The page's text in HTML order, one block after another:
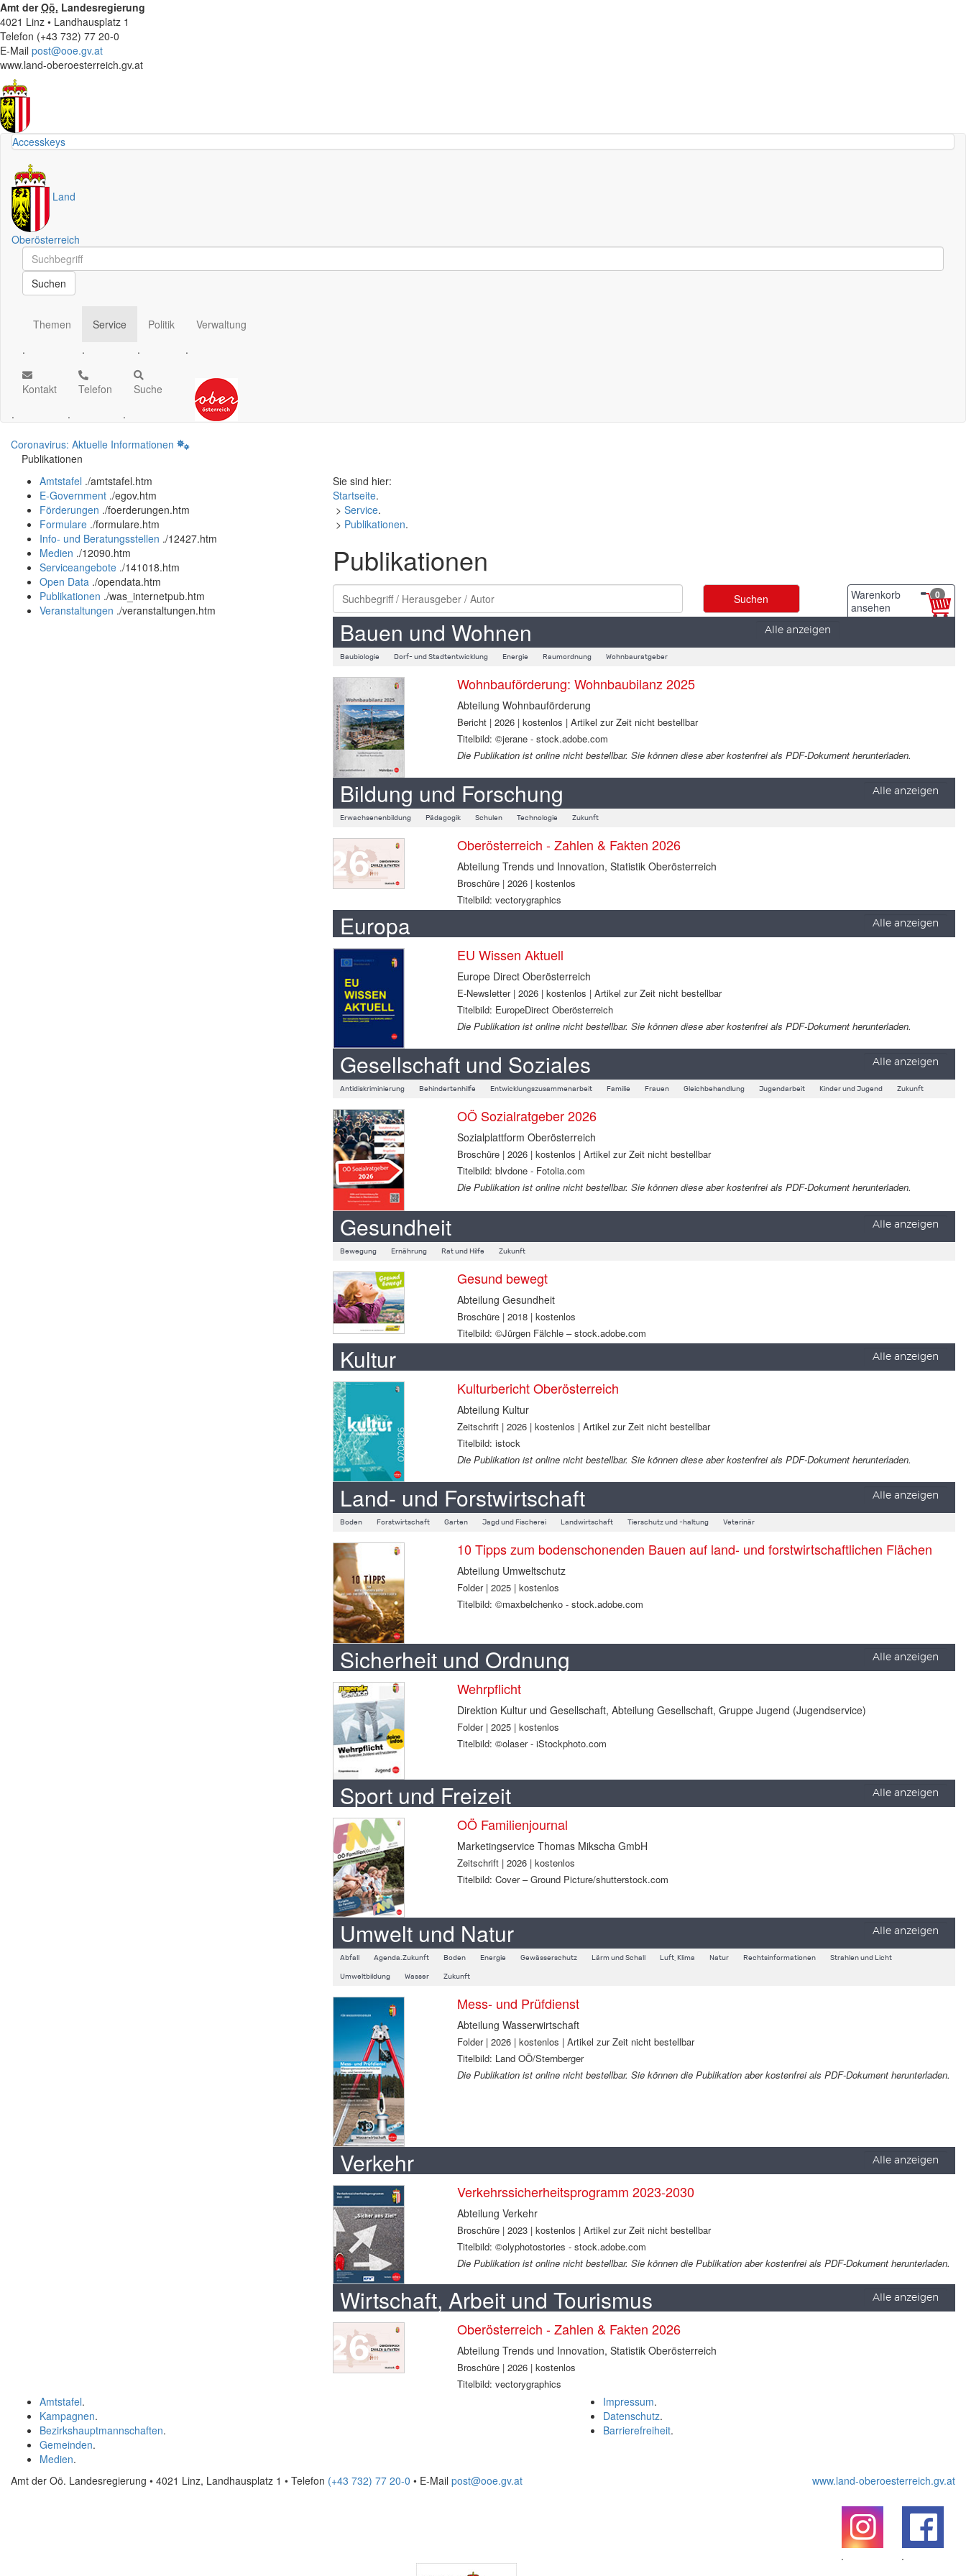
Amt derOö. Landesregierung
4021 Linz • Landhausplatz 1
Telefon (+43 732) 77 20-0
E-Mail post@ooe.gv.at
www.land-oberoesterreich.gv.at
Accesskeys
Land
Oberösterreich
Schnellsuche
Schnellsuche
Suchen
Themen
.
Service
.
Politik
.
Verwaltung
.
Kontakt
.
Telefon
.
Suche
.
Coronavirus: Aktuelle Informationen
Publikationen
Amtstafel ./amtstafel.htm
E-Government ./egov.htm
Förderungen ./foerderungen.htm
Formulare ./formulare.htm
Info- und Beratungsstellen ./12427.htm
Medien ./12090.htm
Serviceangebote ./141018.htm
Open Data ./opendata.htm
Publikationen ./was_internetpub.htm
Veranstaltungen ./veranstaltungen.htm
Sie sind hier:
Startseite.
> Service.
> Publikationen.
Publikationen
Warenkorb
ansehen
0
Bauen und Wohnen Alle anzeigen
Baubiologie Dorf- und Stadtentwicklung Energie Raumordnung Wohnbauratgeber
Wohnbauförderung: Wohnbaubilanz 2025
Abteilung Wohnbauförderung
Bericht | 2026 | kostenlos | Artikel zur Zeit nicht bestellbar
Titelbild: ©jerane - stock.adobe.com
Die Publikation ist online nicht bestellbar. Sie können diese aber kostenfrei als PDF-Dokument herunterladen.
Bildung und Forschung Alle anzeigen
Erwachsenenbildung Pädagogik Schulen Technologie Zukunft
Oberösterreich - Zahlen & Fakten 2026
Abteilung Trends und Innovation, Statistik Oberösterreich
Broschüre | 2026 | kostenlos
Titelbild: vectorygraphics
Europa Alle anzeigen
EU Wissen Aktuell
Europe Direct Oberösterreich
E-Newsletter | 2026 | kostenlos | Artikel zur Zeit nicht bestellbar
Titelbild: EuropeDirect Oberösterreich
Die Publikation ist online nicht bestellbar. Sie können diese aber kostenfrei als PDF-Dokument herunterladen.
Gesellschaft und Soziales Alle anzeigen
Antidiskriminierung Behindertenhilfe Entwicklungszusammenarbeit Familie Frauen Gleichbehandlung Jugendarbeit Kinder und Jugend Zukunft
OÖ Sozialratgeber 2026
Sozialplattform Oberösterreich
Broschüre | 2026 | kostenlos | Artikel zur Zeit nicht bestellbar
Titelbild: blvdone - Fotolia.com
Die Publikation ist online nicht bestellbar. Sie können diese aber kostenfrei als PDF-Dokument herunterladen.
Gesundheit Alle anzeigen
Bewegung Ernährung Rat und Hilfe Zukunft
Gesund bewegt
Abteilung Gesundheit
Broschüre | 2018 | kostenlos
Titelbild: ©Jürgen Fälchle – stock.adobe.com
Kultur Alle anzeigen
Kulturbericht Oberösterreich
Abteilung Kultur
Zeitschrift | 2026 | kostenlos | Artikel zur Zeit nicht bestellbar
Titelbild: istock
Die Publikation ist online nicht bestellbar. Sie können diese aber kostenfrei als PDF-Dokument herunterladen.
Land- und Forstwirtschaft Alle anzeigen
Boden Forstwirtschaft Garten Jagd und Fischerei Landwirtschaft Tierschutz und -haltung Veterinär
10 Tipps zum bodenschonenden Bauen auf land- und forstwirtschaftlichen Flächen
Abteilung Umweltschutz
Folder | 2025 | kostenlos
Titelbild: ©maxbelchenko - stock.adobe.com
Sicherheit und Ordnung Alle anzeigen
Wehrpflicht
Direktion Kultur und Gesellschaft, Abteilung Gesellschaft, Gruppe Jugend (Jugendservice)
Folder | 2025 | kostenlos
Titelbild: ©olaser - iStockphoto.com
Sport und Freizeit Alle anzeigen
OÖ Familienjournal
Marketingservice Thomas Mikscha GmbH
Zeitschrift | 2026 | kostenlos
Titelbild: Cover – Ground Picture/shutterstock.com
Umwelt und Natur Alle anzeigen
Abfall Agenda.Zukunft Boden Energie Gewässerschutz Lärm und Schall Luft, Klima Natur Rechtsinformationen Strahlen und Licht
Umweltbildung Wasser Zukunft
Mess- und Prüfdienst
Abteilung Wasserwirtschaft
Folder | 2026 | kostenlos | Artikel zur Zeit nicht bestellbar
Titelbild: Land OÖ/Sternberger
Die Publikation ist online nicht bestellbar. Sie können die Publikation aber kostenfrei als PDF-Dokument herunterladen.
Verkehr Alle anzeigen
Verkehrssicherheitsprogramm 2023-2030
Abteilung Verkehr
Broschüre | 2023 | kostenlos | Artikel zur Zeit nicht bestellbar
Titelbild: ©olyphotostories - stock.adobe.com
Die Publikation ist online nicht bestellbar. Sie können die Publikation aber kostenfrei als PDF-Dokument herunterladen.
Wirtschaft, Arbeit und Tourismus Alle anzeigen
Oberösterreich - Zahlen & Fakten 2026
Abteilung Trends und Innovation, Statistik Oberösterreich
Broschüre | 2026 | kostenlos
Titelbild: vectorygraphics
Impressum.
Datenschutz.
Barrierefreiheit.
Amtstafel.
Kampagnen.
Bezirkshauptmannschaften.
Gemeinden.
Medien.
Amt der Oö. Landesregierung • 4021 Linz, Landhausplatz 1 • Telefon (+43 732) 77 20-0 • E-Mail post@ooe.gv.at www.land-oberoesterreich.gv.at
.
.